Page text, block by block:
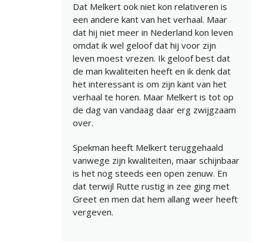
Dat Melkert ook niet kon relativeren is
een andere kant van het verhaal. Maar
dat hij niet meer in Nederland kon leven
omdat ik wel geloof dat hij voor zijn
leven moest vrezen. Ik geloof best dat
de man kwaliteiten heeft en ik denk dat
het interessant is om zijn kant van het
verhaal te horen. Maar Melkert is tot op
de dag van vandaag daar erg zwijgzaam
over.
Spekman heeft Melkert teruggehaald
vanwege zijn kwaliteiten, maar schijnbaar
is het nog steeds een open zenuw. En
dat terwijl Rutte rustig in zee ging met
Greet en men dat hem allang weer heeft
vergeven.